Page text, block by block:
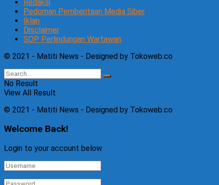
Redaksi
Pedoman Pemberitaan Media Siber
Iklan
Disclaimer
SOP Perlindungan Wartawan
© 2021 - Matiti News - Designed by Tokoweb.co
No Result
View All Result
© 2021 - Matiti News - Designed by Tokoweb.co
Welcome Back!
Login to your account below